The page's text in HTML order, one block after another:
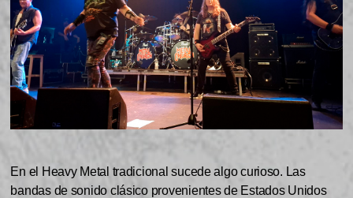
En el Heavy Metal tradicional sucede algo curioso. Las
bandas de sonido clásico provenientes de Estados Unidos